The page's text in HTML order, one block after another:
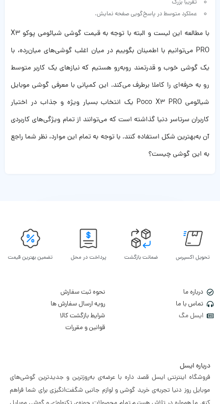
تقریبا بزرگ
عملکرد متوسط در پاسخ‌گویی صفحه نمایش.
با مطالعه این لیست و البته با توجه به قیمت گوشی شیائومی پوکو X3
PRO می‌توانیم با اطمینان بگوییم در میان اغلب گوشی‌های میان‌رده، با
یک گوشی خوب و قدرتمند روبه‌رو هستیم که نیازهای یک کاربر متوسط
رو به حرفه‌ای را کاملا برطرف می‌کند. این کمپانی با معرفی گوشی موبایل
شیائومی Poco X3 PRO یک انتخاب بسیار ویژه و جذاب در اختیار
کاربران سرتاسر دنیا گذاشته است که می‌توانند از تمام ویژگی‌های کاربردی
آن به‌بهترین شکل استفاده کنند. با توجه به تمام این موارد، نظر شما راجع
به این گوشی چیست؟
تحویل اکسپرس ضمانت بازگشت پرداخت در محل تضمین بهترین قیمت
درباره ما
تماس با ما
ایسل مگ
نحوه ثبت سفارش
رویه ارسال سفارش ها
شرایط بازگشت کالا
قوانین و مقررات
درباره ایسل
فروشگاه اینترنتی ایسل قصد داره با عرضه‌ی به‌روزترین و جدیدترین گوشی‌های
موبایل روز دنیا تجربه‌ی خرید گوشی و لوازم جانبی شگفت‌انگیزی برای شما فراهم